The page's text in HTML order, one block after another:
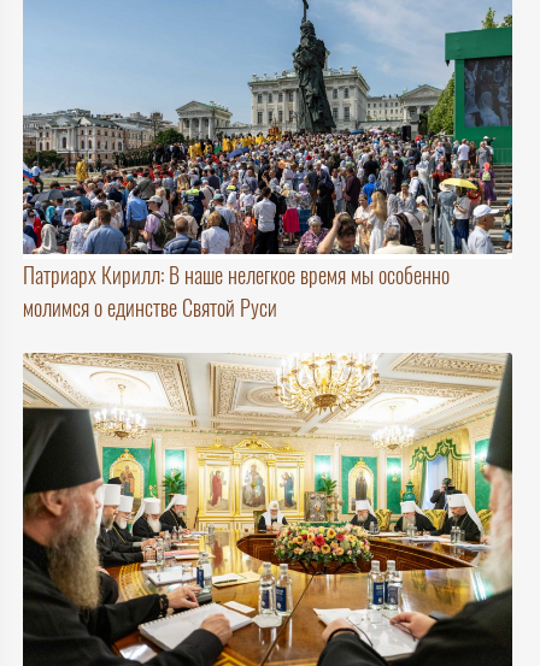
Патриарх Кирилл: В наше нелегкое время мы особенно
молимся о единстве Святой Руси